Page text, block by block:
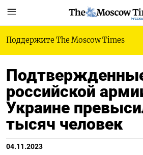
Поддержите The Moscow Times
российской
Украине
тысяч человек
04.11.2023